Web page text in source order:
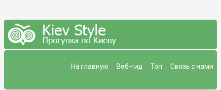
Связь с нами
Топ
Веб-гид
На главную